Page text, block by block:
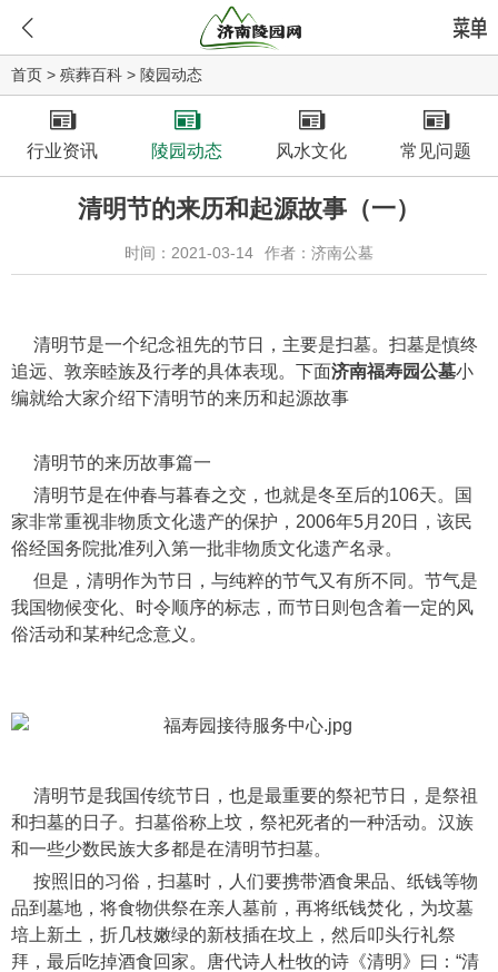
首页 > 殡葬百科 > 陵园动态
行业资讯 陵园动态 风水文化 常见问题
清明节的来历和起源故事（一）
时间：2021-03-14 作者：济南公墓
清明节是一个纪念祖先的节日，主要是扫墓。扫墓是慎终
追远、敦亲睦族及行孝的具体表现。下面济南福寿园公墓小
编就给大家介绍下清明节的来历和起源故事
清明节的来历故事篇一
清明节是在仲春与暮春之交，也就是冬至后的106天。国
家非常重视非物质文化遗产的保护，2006年5月20日，该民
俗经国务院批准列入第一批非物质文化遗产名录。
但是，清明作为节日，与纯粹的节气又有所不同。节气是
我国物候变化、时令顺序的标志，而节日则包含着一定的风
俗活动和某种纪念意义。
清明节是我国传统节日，也是最重要的祭祀节日，是祭祖
和扫墓的日子。扫墓俗称上坟，祭祀死者的一种活动。汉族
和一些少数民族大多都是在清明节扫墓。
按照旧的习俗，扫墓时，人们要携带酒食果品、纸钱等物
品到墓地，将食物供祭在亲人墓前，再将纸钱焚化，为坟墓
培上新土，折几枝嫩绿的新枝插在坟上，然后叩头行礼祭
拜，最后吃掉酒食回家。唐代诗人杜牧的诗《清明》曰：“清